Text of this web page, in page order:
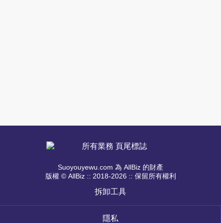
Suoyouyewu.com 為 AllBiz 的財產
版權 © AllBiz :: 2018-2026 :: 保留所有權利
拆卸工具
隱私